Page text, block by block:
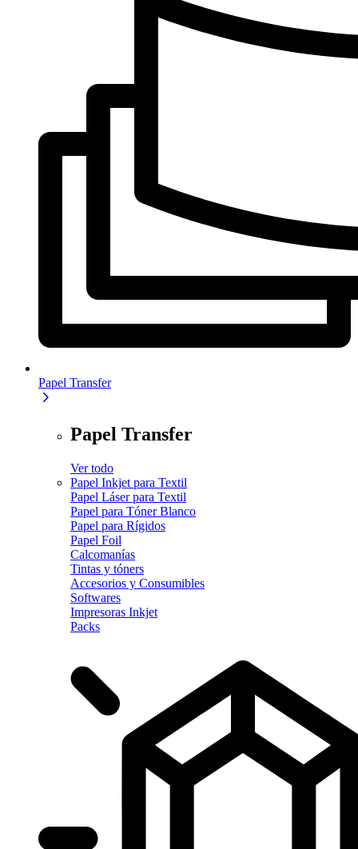
Papel Transfer
Papel Transfer
Ver todo
Papel Inkjet para Textil
Papel Láser para Textil
Papel para Tóner Blanco
Papel para Rígidos
Papel Foil
Calcomanías
Tintas y tóners
Accesorios y Consumibles
Softwares
Impresoras Inkjet
Packs